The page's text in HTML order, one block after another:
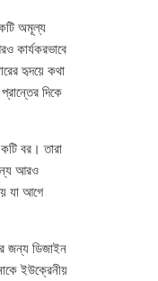
অমূল্য
কার্যকরভাবে
হৃদয়ে কথা
দিকে
বর। তারা
আরও
যা আগে
জন্য ডিজাইন
ইউক্রেনীয়